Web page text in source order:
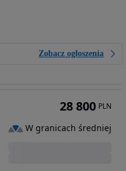
Zobacz ogłoszenia
28 800 PLN
W granicach średniej